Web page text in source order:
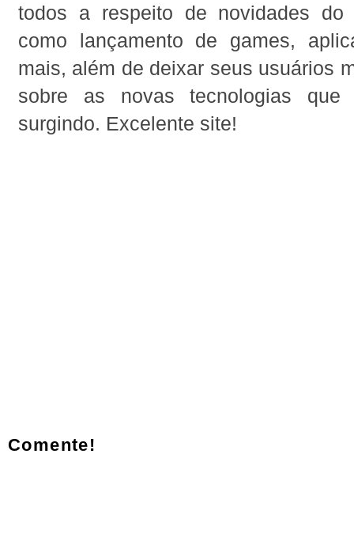
todos a respeito de novidades do
como lançamento de games,
mais, além de deixar seus usuários
sobre as novas tecnologias que
surgindo. Excelente site!
Comente!